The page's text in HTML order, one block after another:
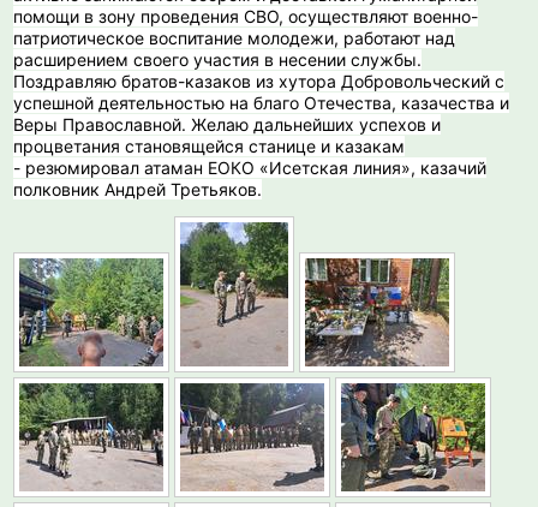
помощи в зону проведения СВО, осуществляют военно-
патриотическое воспитание молодежи, работают над
расширением своего участия в несении службы.
Поздравляю братов-казаков из хутора Добровольческий с
успешной деятельностью на благо Отечества, казачества и
Веры Православной. Желаю дальнейших успехов и
процветания становящейся станице и казакам
- резюмировал атаман ЕОКО «Исетская линия», казачий
полковник Андрей Третьяков.